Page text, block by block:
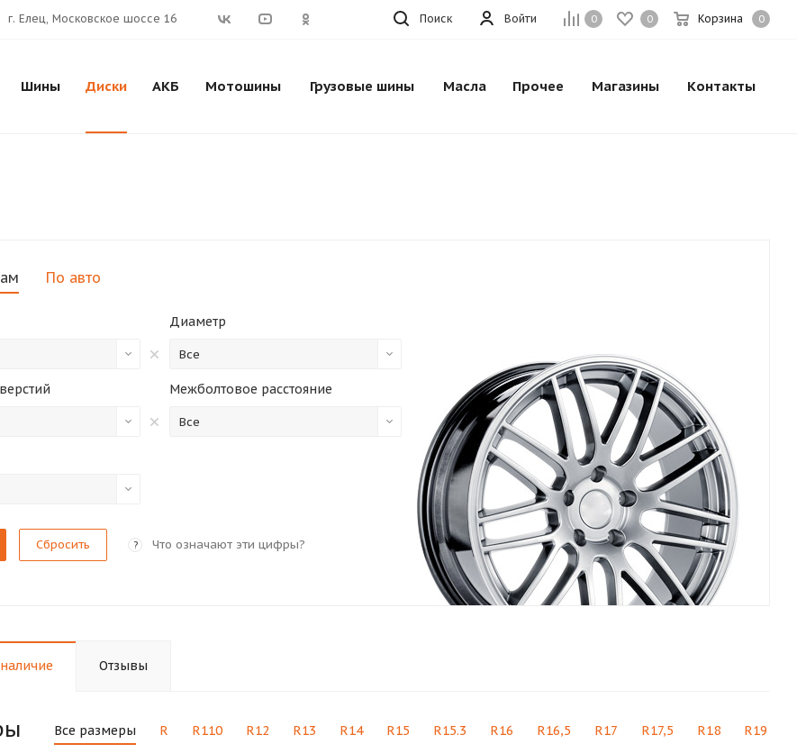
0 0 Корзина 0
Войти
г. Елец, Московское шоссе 16 Поиск
Шины Диски АКБ Мотошины Грузовые шины Масла Прочее Магазины Контакты
По авто
Диаметр
Все
Межболтовое расстояние
Все
Сбросить ? Что означают эти цифры?
Отзывы
Все размеры R R110 R12 R13 R14 R15 R15.3 R16 R16,5 R17 R17,5 R18 R19